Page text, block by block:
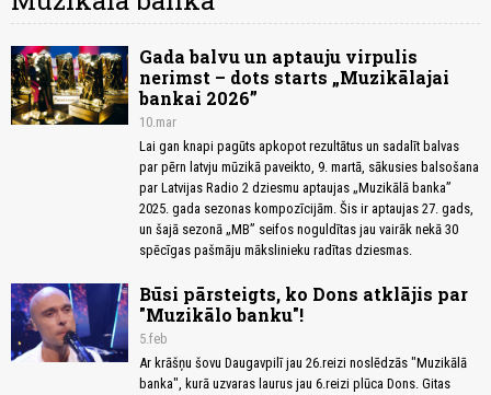
Gada balvu un aptauju virpulis
nerimst – dots starts „Muzikālajai
bankai 2026”
10.mar
Lai gan knapi pagūts apkopot rezultātus un sadalīt balvas
par pērn latvju mūzikā paveikto, 9. martā, sākusies balsošana
par Latvijas Radio 2 dziesmu aptaujas „Muzikālā banka”
2025. gada sezonas kompozīcijām. Šis ir aptaujas 27. gads,
un šajā sezonā „MB” seifos noguldītas jau vairāk nekā 30
spēcīgas pašmāju mākslinieku radītas dziesmas.
Būsi pārsteigts, ko Dons atklājis par
"Muzikālo banku"!
5.feb
Ar krāšņu šovu Daugavpilī jau 26.reizi noslēdzās "Muzikālā
banka", kurā uzvaras laurus jau 6.reizi plūca Dons. Gitas